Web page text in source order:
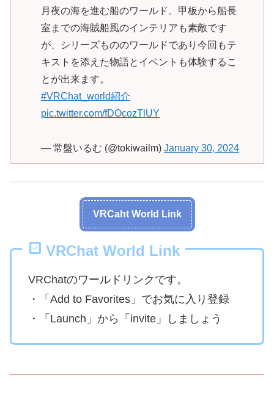
月夜の海を進む船のワールド。甲板から船長
室までの海賊船風のインテリアも素敵です
が、シリーズもののワールドであり今回もテ
キストを添えた物語とイベントも体験するこ
とが出来ます。
#VRChat_world紹介
pic.twitter.com/fDOcozTlUY
— 常盤いるむ (@tokiwailm) January 30, 2024
VRCaht World Link
VRChat World Link
VRChatのワールドリンクです。
・「Add to Favorites」でお気に入り登録
・「Launch」から「invite」しましょう